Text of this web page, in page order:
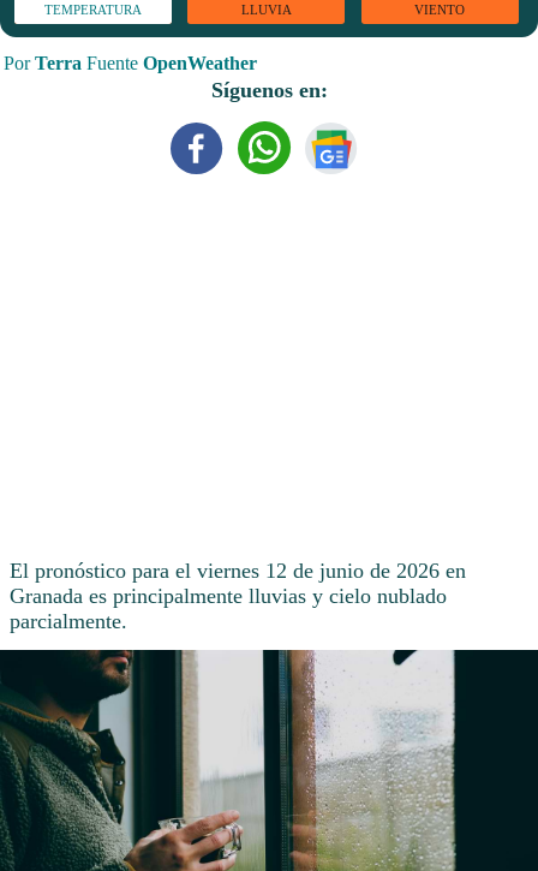
TEMPERATURA LLUVIA VIENTO
PorTerra Fuente OpenWeather
Síguenos en:
El pronóstico para el viernes 12 de junio de 2026 en
Granada es principalmente lluvias y cielo nublado
parcialmente.